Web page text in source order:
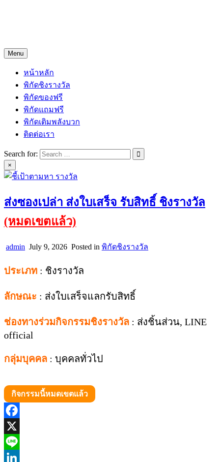
Menu
หน้าหลัก
พิกัดชิงรางวัล
พิกัดของฟรี
พิกัดแถมฟรี
พิกัดเติมพลังบวก
ติดต่อเรา
Search for:
×
ส่งซองเปล่า ส่งใบเสร็จ รับสิทธิ์ ชิงรางวัล
(หมดเขตแล้ว)
admin July 9, 2026 Posted in พิกัดชิงรางวัล
ประเภท : ชิงรางวัล
ลักษณะ : ส่งใบเสร็จแลกรับสิทธิ์
ช่องทางร่วมกิจกรรมชิงรางวัล : ส่งชิ้นส่วน, LINE
official
กลุ่มบุคคล : บุคคลทั่วไป
กิจกรรมนี้หมดเขตแล้ว
Facebook
X
Line